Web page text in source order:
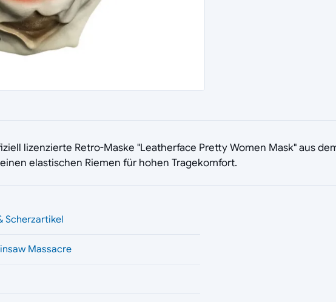
lizenzierte Retro-Maske "Leatherface Pretty Women Mask" aus
elastischen Riemen für hohen Tragekomfort.
Scherzartikel
Massacre